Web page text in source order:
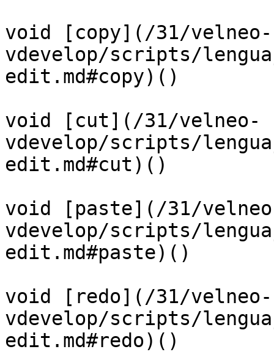
void [copy](/31/velneo-
vdevelop/scripts/
edit.md#copy)()
void [cut](/31/velneo-
vdevelop/scripts/
edit.md#cut)()
void [paste](/31/
vdevelop/scripts/
edit.md#paste)()
void [redo](/31/velneo-
vdevelop/scripts/
edit.md#redo)()